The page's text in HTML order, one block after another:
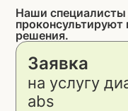
Заявка
на услугу
abs
Наши специалисты
решения.